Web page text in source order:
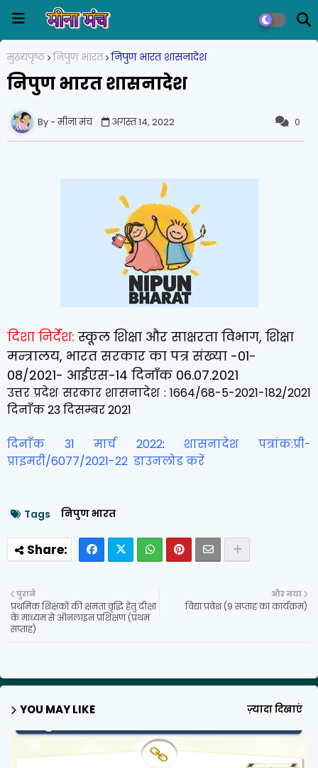
मुख्यपृष्ठ निपुण भारत निपुण भारत शासनादेश
निपुण भारत शासनादेश
0
मीना मंच अगस्त 14, 2022
दिशा निर्देश: स्कूल शिक्षा और साक्षरता विभाग, शिक्षा
मन्त्रालय, भारत सरकार का पत्र संख्या -01-
08/2021- आईएस-14 दिनाँक 06.07.2021
उत्तर प्रदेश सरकार शासनादेश : 1664/68-5-2021-182/2021
दिनाँक 23 दिसम्बर 2021
दिनाँक 31 मार्च 2022: शासनादेश पत्रांक:प्री-
प्राइमरी/6077/2021-22 डाउनलोड करें
Tags निपुण भारत
और नया
विद्या प्रवेश (9 सप्ताह का कार्यक्रम)
पुराने
प्रथमिक शिक्षकों की क्षमता वृद्धि हेतु दीक्षा
के माध्यम से ऑनलाइन प्रशिक्षण (प्रथम
सप्ताह)
YOU MAY LIKE ज़्यादा दिखाएं